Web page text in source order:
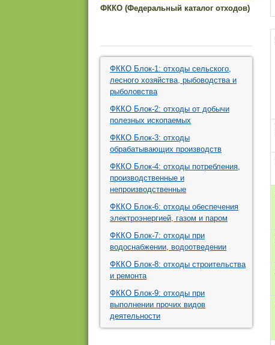
ФККО (Федеральный каталог отходов)
ФККО Блок-1: отходы сельского,
лесного хозяйства, рыбоводства и
рыболовства
ФККО Блок-2: отходы от добычи
полезных ископаемых
ФККО Блок-3: отходы
обрабатывающих производств
ФККО Блок-4: отходы потребления,
производственные и
непроизводственные
ФККО Блок-6: отходы обеспечения
электроэнергией, газом и паром
ФККО Блок-7: отходы при
водоснабжении, водоотведении
ФККО Блок-8: отходы строительства
и ремонта
ФККО Блок-9: отходы при
выполнении прочих видов
деятельности